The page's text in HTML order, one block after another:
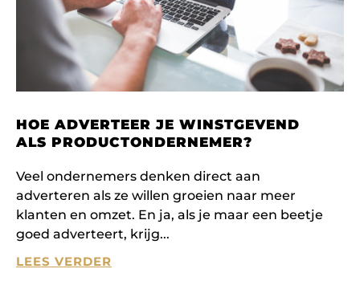
HOE ADVERTEER JE WINSTGEVEND
ALS PRODUCTONDERNEMER?
Veel ondernemers denken direct aan
adverteren als ze willen groeien naar meer
klanten en omzet. En ja, als je maar een beetje
goed adverteert, krijg
LEES VERDER